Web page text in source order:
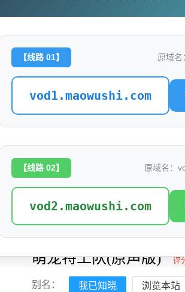
🗨求片必应
萌宠特工队(原声版) 评
别名：
【线路 01】 原域
vod1.maowushi.com
【线路 02】 原域名：
vod2.maowushi.com
我已知晓 浏览本站